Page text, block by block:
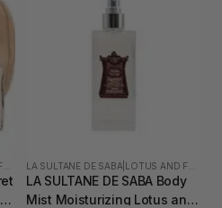
LA SULTANE DE SABA
LA SULTANE DE SABA Body
Mist Moisturizing Lotus and